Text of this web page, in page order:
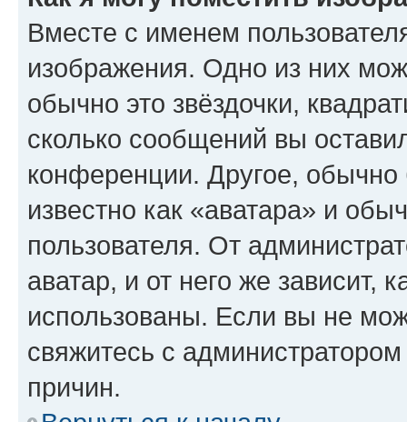
Вместе с именем
изображения. Одно из них
обычно это звёздочки,
сколько сообщений вы
конференции. Другое,
известно как «аватара» и
пользователя. От
аватар, и от него же зависит,
использованы. Если вы не
свяжитесь с
причин.